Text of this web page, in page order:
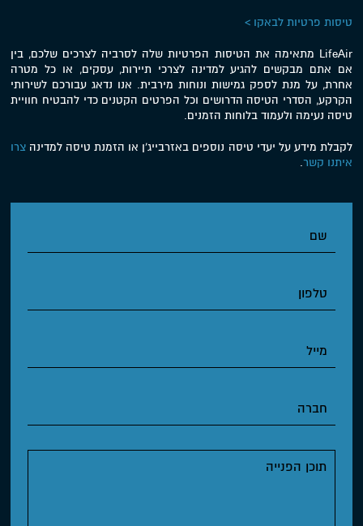
טיסות פרטיות לבאקו >
LifeAir מתאימה את הטיסות הפרטיות שלה לסרביה לצרכים שלכם, בין
אם אתם מבקשים להגיע למדינה לצרכי תיירות, עסקים, או כל מטרה
אחרת, על מנת לספק גמישות ונוחות מירבית. אנו נדאג עבורכם לשירותי
הקרקע, הסדרי הטיסה הדרושים וכל הפרטים הקטנים כדי להבטיח חוויית
טיסה נעימה ולעמוד בלוחות הזמנים.
לקבלת מידע על יעדי טיסה נוספים באזרבייג'ן או הזמנת טיסה למדינה צרו
איתנו קשר.